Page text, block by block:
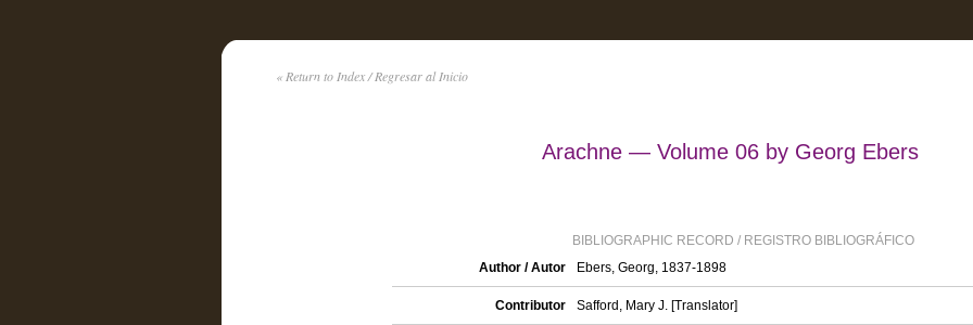
« Return to Index / Regresar al Inicio
Arachne — Volume 06 by Georg Ebers
BIBLIOGRAPHIC RECORD / REGISTRO BIBLIOGRÁFICO
Author / Autor
Ebers, Georg, 1837-1898
Contributor Safford, Mary J. [Translator]